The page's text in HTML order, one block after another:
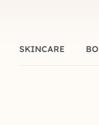
SKINCARE